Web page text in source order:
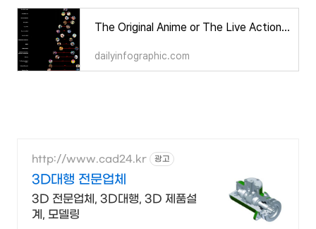
The Original Anime or The Live Action Remake… Which is Better? | Daily Infographic
dailyinfographic.com
http://www.cad24.kr 광고
3D대행 전문업체
3D 전문업체, 3D대행, 3D 제품설
계, 모델링